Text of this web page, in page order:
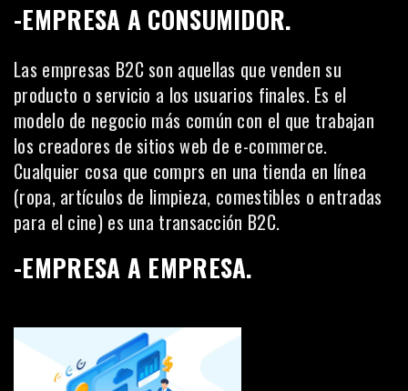
-EMPRESA A CONSUMIDOR.
Las empresas B2Cson aquellas que venden su
producto o servicio a los usuarios finales. Es el
modelo de negocio más común con el que trabajan
los creadores de sitios web de e-commerce.
Cualquier cosa que comprs en una tienda en línea
(ropa, artículos de limpieza, comestibles o entradas
para el cine) es una transacción B2C.
-EMPRESA A EMPRESA.